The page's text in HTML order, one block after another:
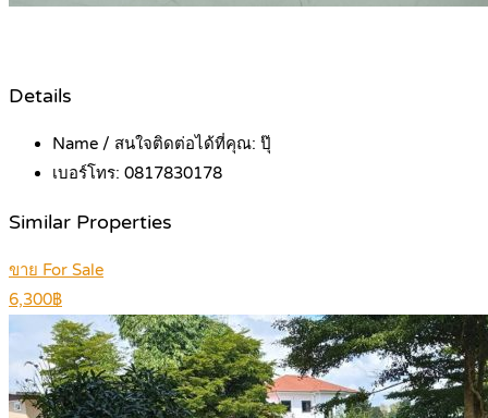
Details
Name / สนใจติดต่อได้ที่คุณ: ปุ๊
เบอร์โทร: 0817830178
Similar Properties
ขาย For Sale
6,300฿